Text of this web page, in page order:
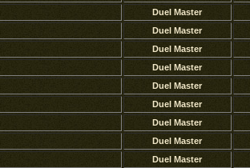
Duel Master
Duel Master
Duel Master
Duel Master
Duel Master
Duel Master
Duel Master
Duel Master
Duel Master